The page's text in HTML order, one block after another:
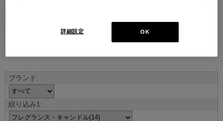
ナは、時代を越えて人々を魅了し、特別な満足感をもたらし続けま
す。
OK
詳細設定